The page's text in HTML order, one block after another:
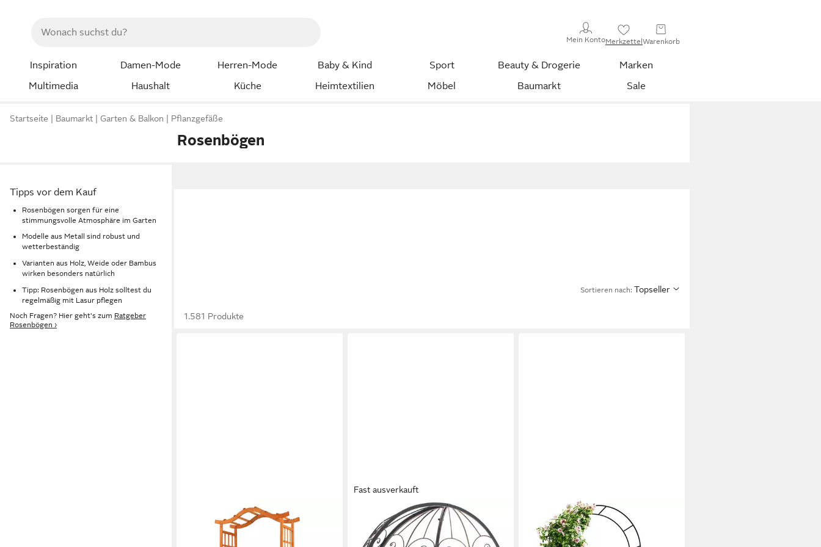
Mein KontoMerkzettelWarenkorb
Inspiration Damen-Mode Herren-Mode Baby & Kind Sport Beauty & Drogerie
Marken
Multimedia
Haushalt Küche Heimtextilien Möbel Baumarkt Sale
Startseite Baumarkt Garten & Balkon Pflanzgefäße
Rosenbögen
Tipps vor dem Kauf
Rosenbögen sorgen für eine
stimmungsvolle Atmosphäre im Garten
Modelle aus Metall sind robust und
wetterbeständig
Varianten aus Holz, Weide oder Bambus
wirken besonders natürlich
Tipp: Rosenbögen aus Holz solltest du
regelmäßig mit Lasur pflegen
Noch Fragen? Hier geht's zum Ratgeber
Rosenbögen ›
Sortieren nach: Topseller
1.581 Produkte
KOMFOTTEU
Rosenbogen, Gartenbogen mit 2
Blumenkasten & Doppeltüren
Fast ausverkauft
Rosenbogen Rosie mit Sitzbank, 1
St., 1er, halbrund, mit Sitzbank, aus
STAHLMANN COMMERCE GMBH
Rosenbogen Metall, 240 × 140 × 37
cm, rostfrei, wetterfest, für